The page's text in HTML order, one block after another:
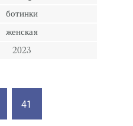
ботинки
женская
2023
41